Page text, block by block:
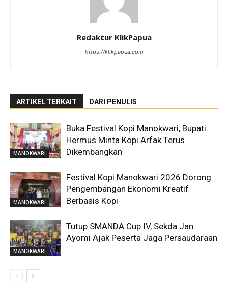
Redaktur KlikPapua
https://klikpapua.com
ARTIKEL TERKAIT DARI PENULIS
MANOKWARI
Buka Festival Kopi Manokwari, Bupati
Hermus Minta Kopi Arfak Terus
Dikembangkan
MANOKWARI
Festival Kopi Manokwari 2026 Dorong
Pengembangan Ekonomi Kreatif
Berbasis Kopi
MANOKWARI
Tutup SMANDA Cup IV, Sekda Jan
Ayomi Ajak Peserta Jaga Persaudaraan